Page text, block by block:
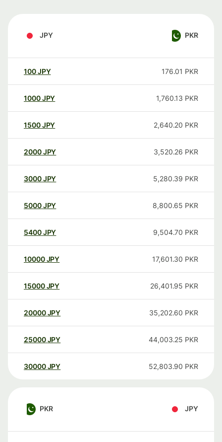
JPY PKR
100JPY 176.01 PKR
1000JPY 1,760.13 PKR
1500JPY 2,640.20 PKR
2000JPY 3,520.26 PKR
3000JPY 5,280.39 PKR
5000JPY 8,800.65 PKR
5400JPY 9,504.70 PKR
10000 JPY 17,601.30 PKR
15000 JPY 26,401.95 PKR
20000 JPY 35,202.60 PKR
25000 JPY 44,003.25 PKR
30000 JPY 52,803.90 PKR
PKR JPY